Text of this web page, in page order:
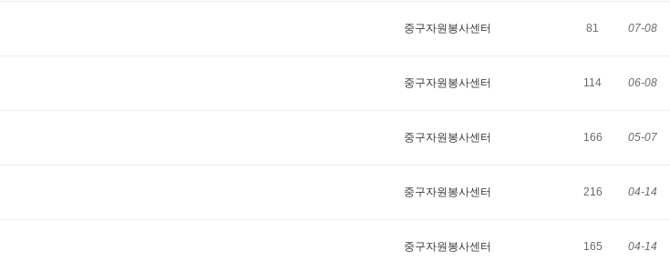
중구자원봉사센터 81 07-08
중구자원봉사센터 114 06-08
중구자원봉사센터 166 05-07
중구자원봉사센터 216 04-14
중구자원봉사센터 165 04-14